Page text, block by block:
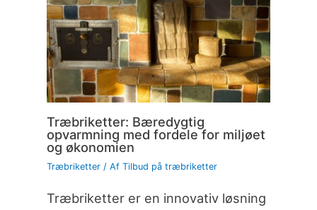
Træbriketter: Bæredygtig
opvarmning med fordele for miljøet
og økonomien
Træbriketter/ Af Tilbud på træbriketter
Træbriketter er en innovativ løsning